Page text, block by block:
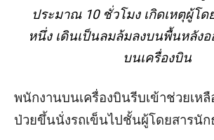
ประมาณ 10 ชั่วโมง เกิดเหตุผู้โด
หนึ่ง เดินเป็นลมล้มลงบนพื้นหลัง
บนเครื่องบิน
พนักงานบนเครื่องบินรีบเข้าช่วยเห
ป่วยขึ้นนั่งรถเข็นไปชั้นผู้โดยสารนัก